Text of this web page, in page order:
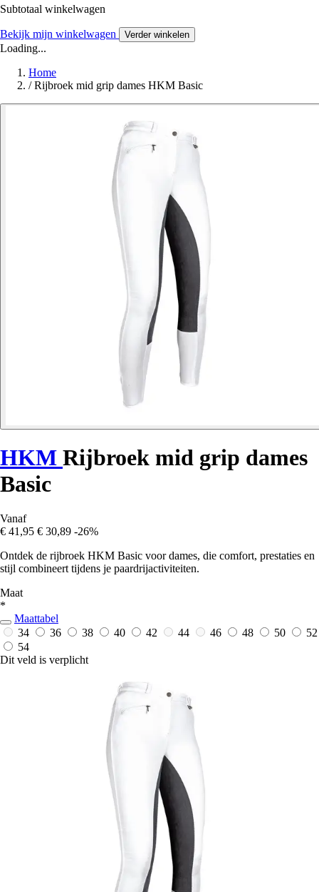
Subtotaal winkelwagen
Bekijk mijn winkelwagen Verder winkelen
Loading...
Home
/ Rijbroek mid grip dames HKM Basic
HKM Rijbroek mid grip dames
Basic
Vanaf
€ 41,95 € 30,89 -26%
Ontdek de rijbroek HKM Basic voor dames, die comfort, prestaties en
stijl combineert tijdens je paardrijactiviteiten.
Maat
*
Maattabel
34
36 38 40 42 44 46 48 50
52
54
Dit veld is verplicht